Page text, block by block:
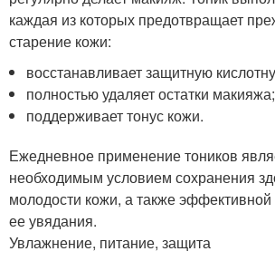
каждая из которых предотвращает
старение кожи:
восстанавливает защитную
полностью удаляет остатки макияжа;
поддерживает тонус кожи.
Ежедневное применение тоников
необходимым условием сохранения
молодости кожи, а также
ее увядания.
Увлажнение, питание, защита